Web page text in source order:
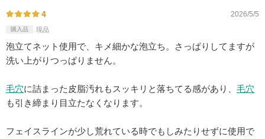
4 2026/5/5
購入品 現品
泡立てネット使用で、キメ細かな泡立ち。さっぱりしてますが
洗い上がりつっぱりません。
毛穴に詰まった皮脂汚れもスッキリと落ちてる感があり、 毛穴
も引き締まり目立たなくなります。
フェイスラインが少し荒れている時でもしみたりせずに使用で